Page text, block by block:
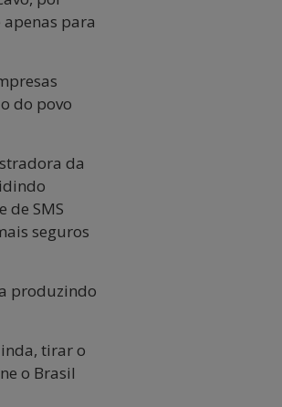
para
do povo
da
de SMS
seguros
produzindo
tirar o
o Brasil